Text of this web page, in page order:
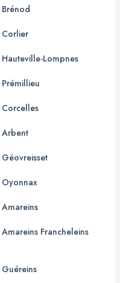
Brénod
Corlier
Hauteville-Lompnes
Prémillieu
Corcelles
Arbent
Géovreisset
Oyonnax
Amareins
Amareins Francheleins
Guéreins